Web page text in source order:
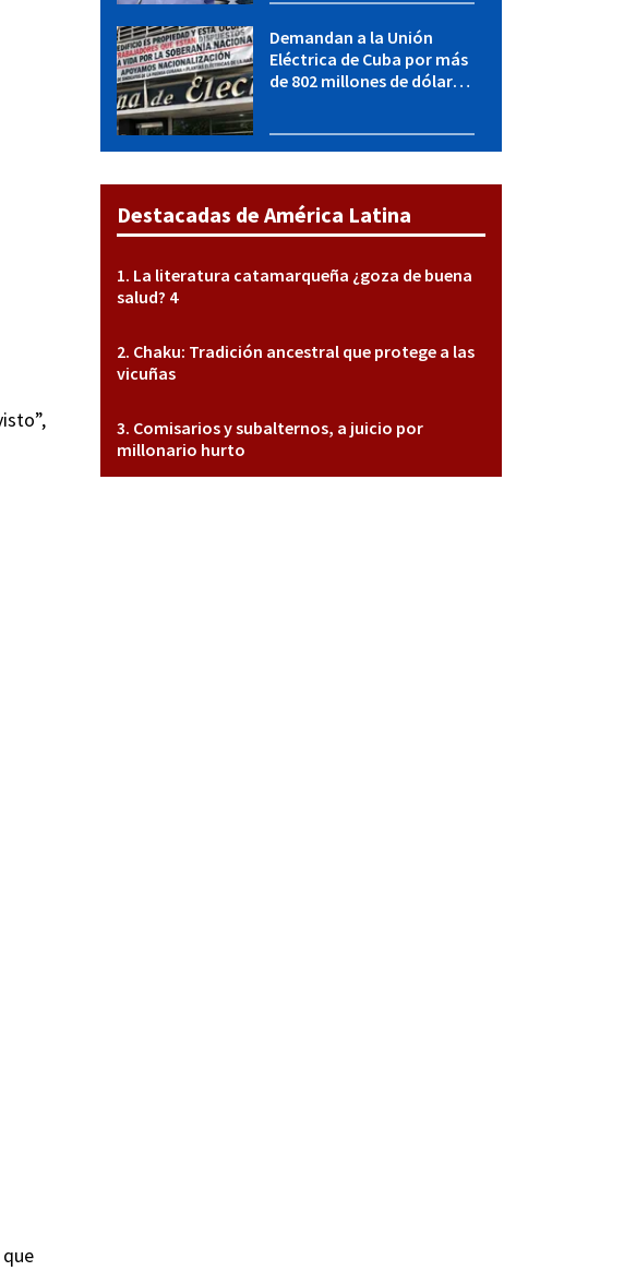
Demandan a la Unión
Eléctrica de Cuba por más
de 802 millones de dólares
Destacadas de América Latina
La literatura catamarqueña ¿goza de buena
salud? 4
Chaku: Tradición ancestral que protege a las
vicuñas
Comisarios y subalternos, a juicio por
millonario hurto